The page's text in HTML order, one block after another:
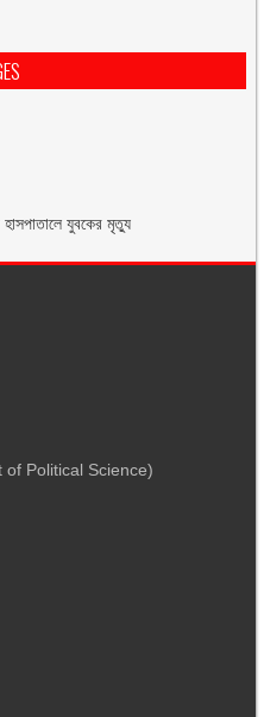
হাসপাতালে যুবকের মৃত্যু
Political Science)